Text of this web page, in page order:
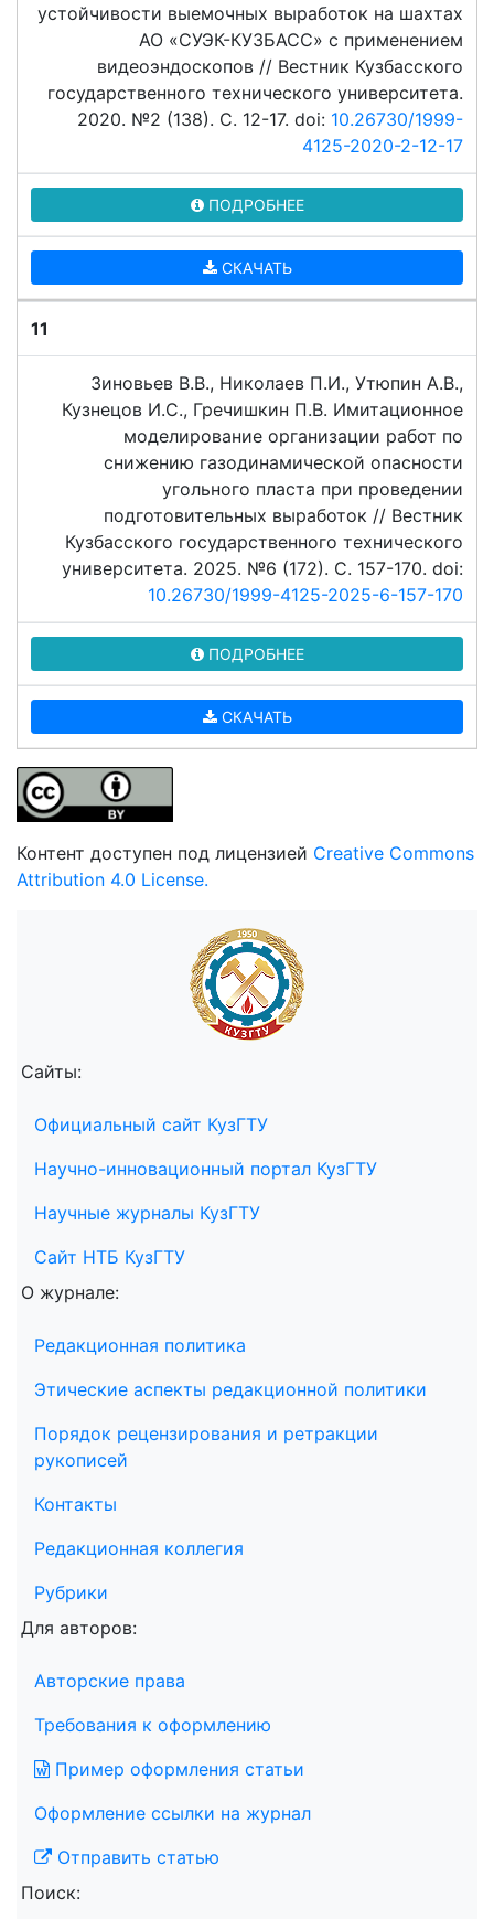
устойчивости выемочных выработок на шахтах
АО «СУЭК-КУЗБАСС» с применением
видеоэндоскопов // Вестник Кузбасского
государственного технического университета.
2020. №2 (138). C. 12-17. doi: 10.26730/1999-
4125-2020-2-12-17
ПОДРОБНЕЕ
СКАЧАТЬ
11
Зиновьев В.В., Николаев П.И., Утюпин А.В.,
Кузнецов И.С., Гречишкин П.В. Имитационное
моделирование организации работ по
снижению газодинамической опасности
угольного пласта при проведении
подготовительных выработок // Вестник
Кузбасского государственного технического
университета. 2025. №6 (172). C. 157-170. doi:
10.26730/1999-4125-2025-6-157-170
ПОДРОБНЕЕ
СКАЧАТЬ
Контент доступен под лицензией Creative Commons
Attribution 4.0 License.
Сайты:
Официальный сайт КузГТУ
Научно-инновационный портал КузГТУ
Научные журналы КузГТУ
Сайт НТБ КузГТУ
О журнале:
Редакционная политика
Этические аспекты редакционной политики
Порядок рецензирования и ретракции
рукописей
Контакты
Редакционная коллегия
Рубрики
Для авторов:
Авторские права
Требования к оформлению
Пример оформления статьи
Оформление ссылки на журнал
Отправить статью
Поиск: